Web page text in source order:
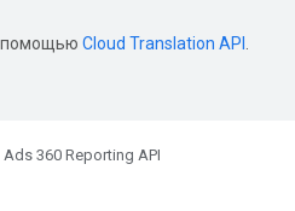
помощью Cloud Translation API
Ads 360 Reporting API